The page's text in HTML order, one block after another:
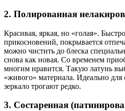
2. Полированная
Красивая, яркая, но «голая».
прикосновений, покрывается
можно чистить до блеска
снова как новая. Со временем
многим нравится. Такую латунь
«живого» материала. Идеально
зеркало трогают редко.
3. Состаренная